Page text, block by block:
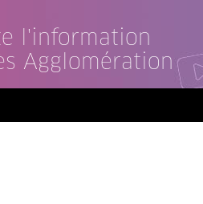
l'information
Agglomération